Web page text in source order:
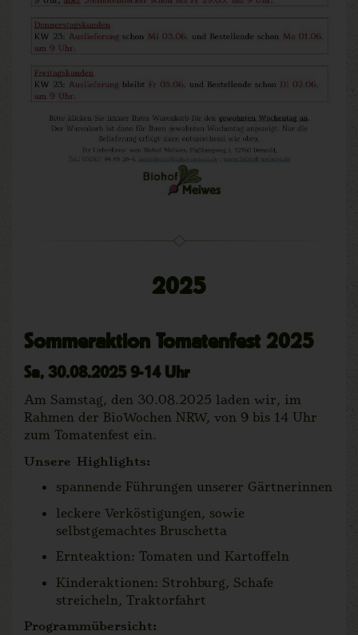
2025
Sommeraktion Tomatenfest 2025
Sa, 30.08.2025 9-14 Uhr
Am Samstag, den 30.08.2025 laden wir, im
Rahmen der BioWochen NRW, von 9 bis 14 Uhr
zum Tomatenfest ein.
Unsere Highlights:
spannende Führungen unserer Gärtnerinnen
leckere Verköstigungen, sowie
selbstgemachtes Bruschetta
Ernteaktion: Tomaten und Kartoffeln
Kinderaktionen: Strohburg, Schafe
streicheln, Traktorfahrt
Programmübersicht: